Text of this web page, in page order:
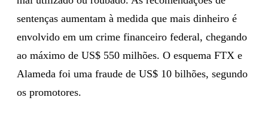
sentenças aumentam à medida que mais dinheiro é
envolvido em um crime financeiro federal, chegando
ao máximo de US$ 550 milhões. O esquema FTX e
Alameda foi uma fraude de US$ 10 bilhões, segundo
os promotores.